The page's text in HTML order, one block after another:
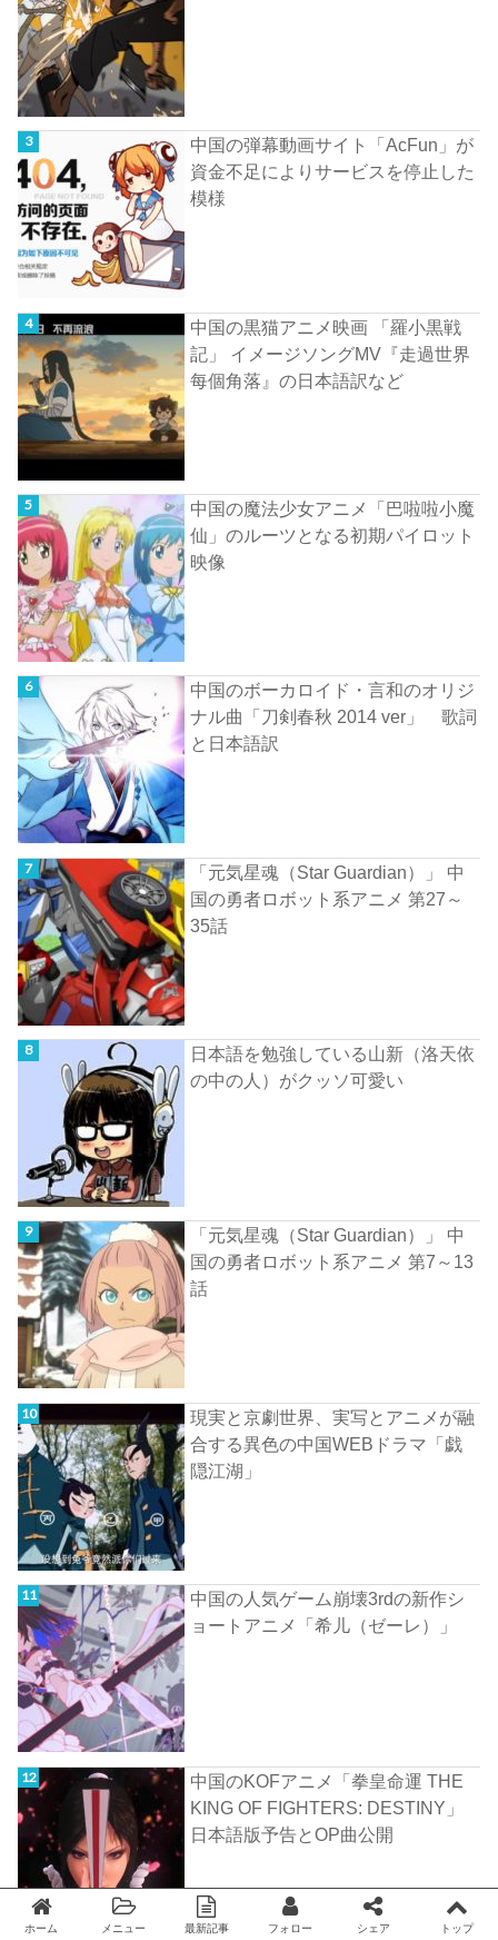
中国の弾幕動画サイト「AcFun」が
資金不足によりサービスを停止した
模様
中国の黒猫アニメ映画 「羅小黒戦
記」 イメージソングMV『走過世界
每個角落』の日本語訳など
中国の魔法少女アニメ「巴啦啦小魔
仙」のルーツとなる初期パイロット
映像
中国のボーカロイド・言和のオリジ
ナル曲「刀剣春秋 2014 ver」 歌詞
と日本語訳
「元気星魂（Star Guardian）」 中
国の勇者ロボット系アニメ 第27～
35話
日本語を勉強している山新（洛天依
の中の人）がクッソ可愛い
「元気星魂（Star Guardian）」 中
国の勇者ロボット系アニメ 第7～13
話
現実と京劇世界、実写とアニメが融
合する異色の中国WEBドラマ「戯
隠江湖」
中国の人気ゲーム崩壊3rdの新作シ
ョートアニメ「希儿（ゼーレ）」
中国のKOFアニメ「拳皇命運 THE
KING OF FIGHTERS: DESTINY」
日本語版予告とOP曲公開
ホーム メニュー 最新記事 フォロー シェア トップ
Twitter facebook